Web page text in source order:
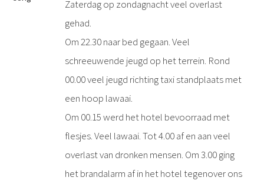
Zaterdag op zondagnacht veel overlast
gehad.
Om 22.30 naar bed gegaan. Veel
schreeuwende jeugd op het terrein. Rond
00.00 veel jeugd richting taxi standplaats met
een hoop lawaai.
Om 00.15 werd het hotel bevoorraad met
flesjes. Veel lawaai. Tot 4.00 af en aan veel
overlast van dronken mensen. Om 3.00 ging
het brandalarm af in het hotel tegenover ons